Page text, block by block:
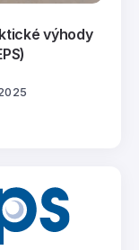
výhody